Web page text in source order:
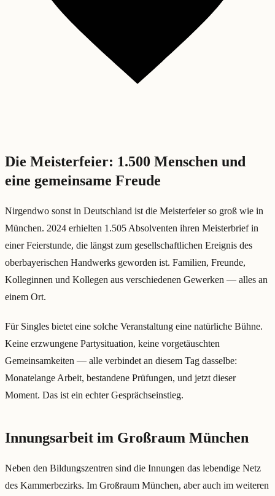
Die Meisterfeier: 1.500 Menschen und
eine gemeinsame Freude
Nirgendwo sonst in Deutschland ist die Meisterfeier so groß wie in
München. 2024 erhielten 1.505 Absolventen ihren Meisterbrief in
einer Feierstunde, die längst zum gesellschaftlichen Ereignis des
oberbayerischen Handwerks geworden ist. Familien, Freunde,
Kolleginnen und Kollegen aus verschiedenen Gewerken — alles an
einem Ort.
Für Singles bietet eine solche Veranstaltung eine natürliche Bühne.
Keine erzwungene Partysituation, keine vorgetäuschten
Gemeinsamkeiten — alle verbindet an diesem Tag dasselbe:
Monatelange Arbeit, bestandene Prüfungen, und jetzt dieser
Moment. Das ist ein echter Gesprächseinstieg.
Innungsarbeit im Großraum München
Neben den Bildungszentren sind die Innungen das lebendige Netz
des Kammerbezirks. Im Großraum München, aber auch im weiteren